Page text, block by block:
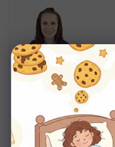
Potřebujete poradit
Nechte nám na sebe číslo.